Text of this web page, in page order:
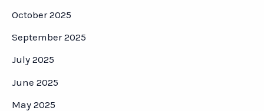
October 2025
September 2025
July 2025
June 2025
May 2025